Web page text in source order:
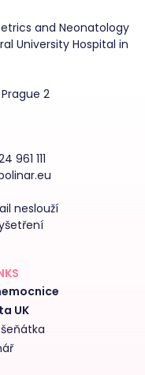
and Neonatology
University Hospital in
Prague 2
961 111
neslouží
UK